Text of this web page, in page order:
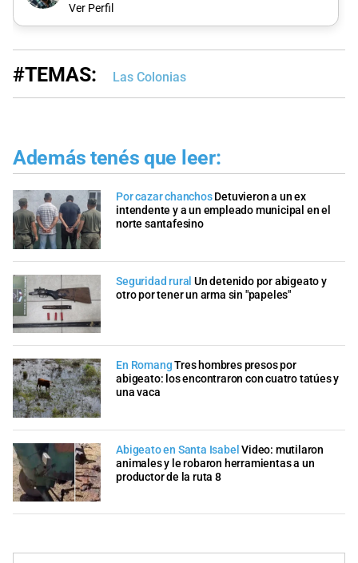
Ver Perfil
#TEMAS: Las Colonias
Además tenés que leer:
Por cazar chanchos Detuvieron a un ex
intendente y a un empleado municipal en el
norte santafesino
Seguridad rural Un detenido por abigeato y
otro por tener un arma sin "papeles"
En RomangTres hombres presos por
abigeato: los encontraron con cuatro tatúes y
una vaca
Abigeato en Santa Isabel Video: mutilaron
animales y le robaron herramientas a un
productor de la ruta 8